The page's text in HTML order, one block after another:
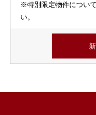
※特別限定物件につい
い。